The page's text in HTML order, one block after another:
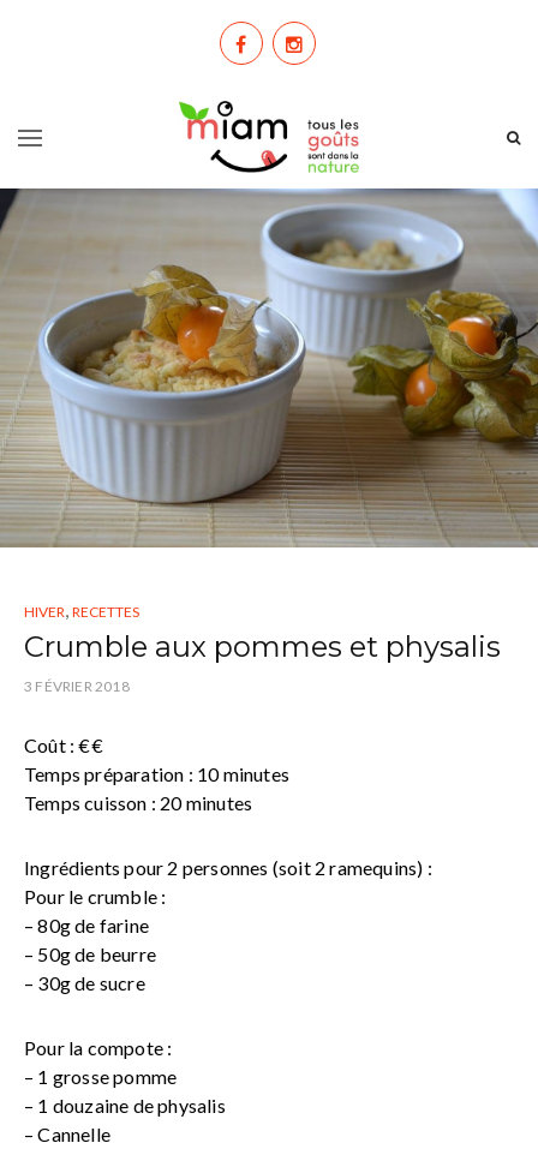
HIVER RECETTES
Crumble aux pommes et physalis
3 FÉVRIER 2018
Coût : €€
Temps préparation : 10 minutes
Temps cuisson : 20 minutes
Ingrédients pour 2 personnes (soit 2 ramequins) :
Pour le crumble :
– 80g de farine
– 50g de beurre
– 30g de sucre
Pour la compote :
– 1 grosse pomme
– 1 douzaine de physalis
– Cannelle